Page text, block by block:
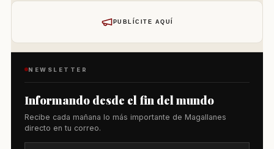
PUBLÍCITE AQUÍ
NEWSLETTER
Informando desde el fin del mundo
Recibe cada mañana lo más importante de Magallanes
directo en tu correo.